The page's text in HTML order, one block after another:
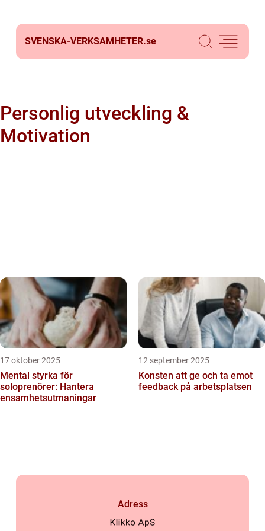
SVENSKA-VERKSAMHETER.se
Personlig utveckling &
Motivation
17 oktober 2025
Mental styrka för
soloprenörer: Hantera
ensamhetsutmaningar
12 september 2025
Konsten att ge och ta emot
feedback på arbetsplatsen
Adress